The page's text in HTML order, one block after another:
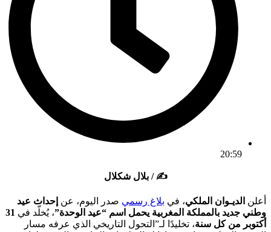
20:59
✍️ / بلال شكلال
أعلن الديـوان الملكي، في بلاغ رسمي صدر اليوم، عن إحداث عيد
وطني جديد بالمملكة المغربية يحمل اسم “عيد الوحدة”، يُخلّد في 31
أكتوبر من كل سنة، تخليدًا لـ”التحول التاريخي الذي عرفه مسار